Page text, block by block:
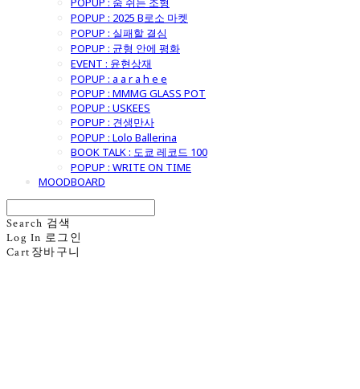
POPUP : 2025 B로소 마켓
POPUP : 실패할 결심
POPUP : 균형 안에 평화
EVENT : 윤현상재
POPUP : a a r a h e e
POPUP : MMMG GLASS POT
POPUP : USKEES
POPUP : 견생만사
POPUP : Lolo Ballerina
BOOK TALK : 도쿄 레코드 100
POPUP : WRITE ON TIME
MOODBOARD
Search 검색
Log In 로그인
Cart 장바구니